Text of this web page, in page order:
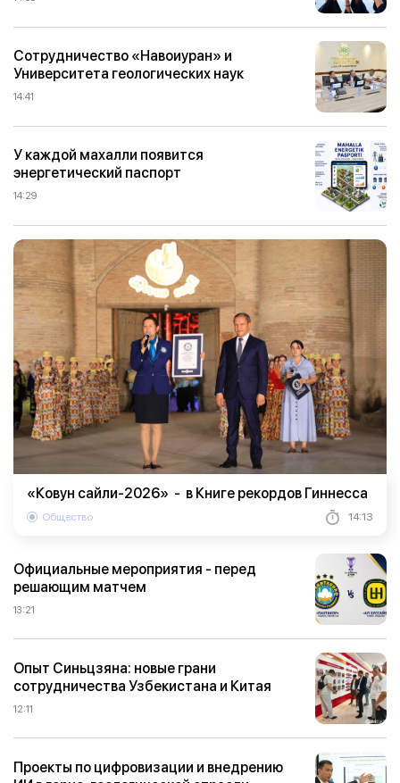
Сотрудничество «Навоиуран» и
Университета геологических наук
14:41
У каждой махалли появится
энергетический паспорт
14:29
«Ковун сайли-2026» - в Книге рекордов Гиннесса
Общество 14:13
Официальные мероприятия - перед
решающим матчем
13:21
Опыт Синьцзяна: новые грани
сотрудничества Узбекистана и Китая
12:11
Проекты по цифровизации и внедрению